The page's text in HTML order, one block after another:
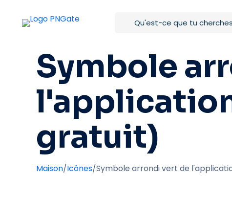
Symbole
gratuit)
Maison/Icônes/Symbole arrondi vert de